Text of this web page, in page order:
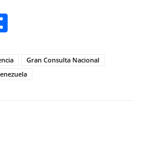
Gran Consulta Nacional